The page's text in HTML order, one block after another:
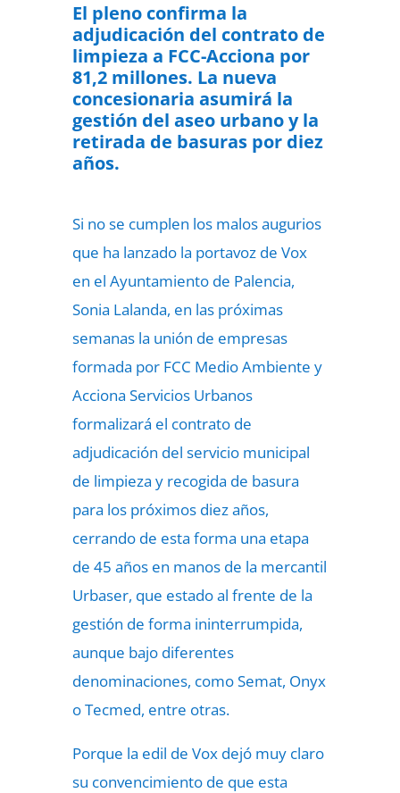
El pleno confirma la
adjudicación del contrato de
limpieza a FCC-Acciona por
81,2 millones. La nueva
concesionaria asumirá la
gestión del aseo urbano y la
retirada de basuras por diez
años.
Si no se cumplen los malos augurios
que ha lanzado la portavoz de Vox
en el Ayuntamiento de Palencia,
Sonia Lalanda, en las próximas
semanas la unión de empresas
formada por FCC Medio Ambiente y
Acciona Servicios Urbanos
formalizará el contrato de
adjudicación del servicio municipal
de limpieza y recogida de basura
para los próximos diez años,
cerrando de esta forma una etapa
de 45 años en manos de la mercantil
Urbaser, que estado al frente de la
gestión de forma ininterrumpida,
aunque bajo diferentes
denominaciones, como Semat, Onyx
o Tecmed, entre otras.
Porque la edil de Vox dejó muy claro
su convencimiento de que esta